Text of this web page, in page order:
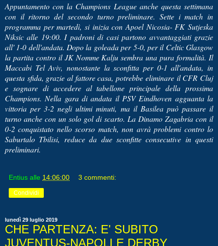
Appuntamento con la Champions League anche questa settimana
con il ritorno del secondo turno preliminare. Sette i match in
programma per martedì, si inizia con Apoel Nicosia- FK Sutjeska
Niksic alle 19:00. I padroni di casi partono avvantaggiati grazie
all' 1-0 dell'andata. Dopo la goleada per 5-0, per il Celtic Glasgow
la partita contro il JK Nomme Kalju sembra una pura formalità. Il
Maccabi Tel Aviv, nonostante la sconfitta per 0-1 all'andata, in
questa sfida, grazie al fattore casa, potrebbe eliminare il CFR Cluj
e sognare di accedere al tabellone principale della prossima
Champions. Nella gara di andata il PSV Eindhoven agguanta la
vittoria per 3-2 negli ultimi minuti, ma il Basilea può passare il
turno anche con un solo gol di scarto. La Dinamo Zagabria con il
0-2 conquistato nello scorso match, non avrà problemi contro lo
Saburtalo Tbilisi, reduce da due sconfitte consecutive in questi
preliminari.
Entius alle 14:06:00 3 commenti:
Condividi
lunedì 29 luglio 2019
CHE PARTENZA: E' SUBITO
JUVENTUS-NAPOLI E DERBY